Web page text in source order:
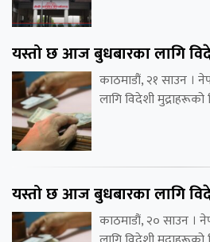
यस्तो छ आज बुधबारका लागि
काठमाडौं, २१ साउन ।
लागि विदेशी
यस्तो छ आज बुधबारका लागि
काठमाडौं, २० साउन ।